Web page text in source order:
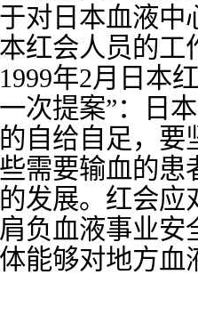
对日本血液
红会人员的
1999年2月日本
次提案”：日
自给自足，
需要输血的
发展。红会
负血液事业
能够对地方